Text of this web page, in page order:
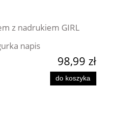
z nadrukiem GIRL
napis
98,99 zł
do koszyka